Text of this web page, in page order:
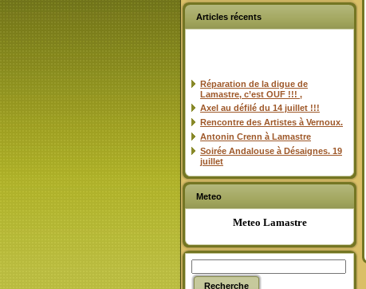
Articles récents
Réparation de la digue de
Lamastre, c’est OUF !!! ,
Axel au défilé du 14 juillet !!!
Rencontre des Artistes à Vernoux.
Antonin Crenn à Lamastre
Soirée Andalouse à Désaignes. 19
juillet
Meteo
Meteo Lamastre